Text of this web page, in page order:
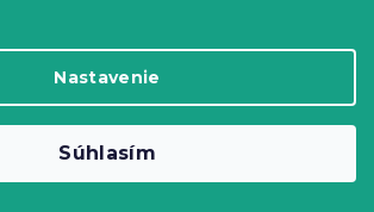
Nastavenie
Súhlasím